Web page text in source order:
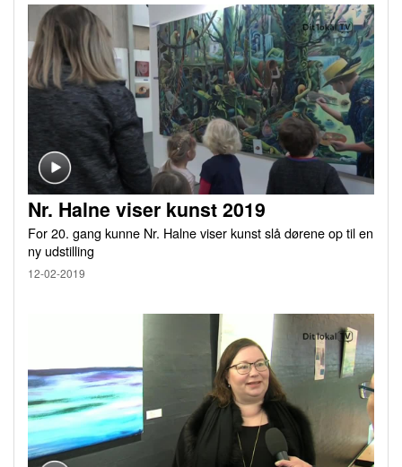
Nr. Halne viser kunst 2019
For 20. gang kunne Nr. Halne viser kunst slå dørene op til en
ny udstilling
12-02-2019